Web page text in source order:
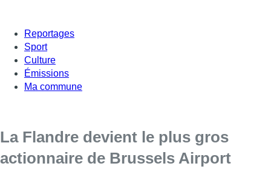
Reportages
Sport
Culture
Émissions
Ma commune
La Flandre devient le plus gros
actionnaire de Brussels Airport